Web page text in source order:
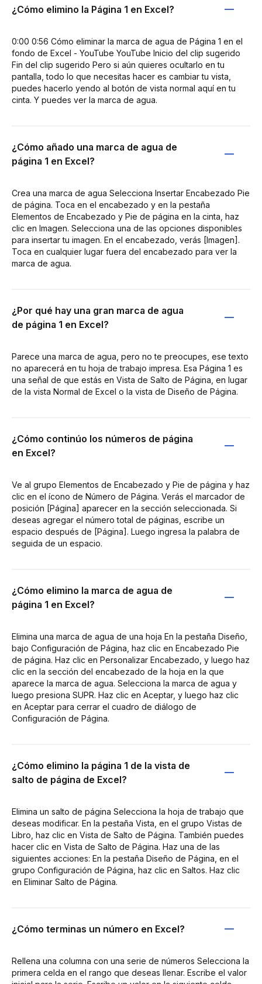
¿Cómo elimino la Página 1 en Excel?
0:00 0:56 Cómo eliminar la marca de agua de Página 1 en el
fondo de Excel - YouTube YouTube Inicio del clip sugerido
Fin del clip sugerido Pero si aún quieres ocultarlo en tu
pantalla, todo lo que necesitas hacer es cambiar tu vista,
puedes hacerlo yendo al botón de vista normal aquí en tu
cinta. Y puedes ver la marca de agua.
¿Cómo añado una marca de agua de
página 1 en Excel?
Crea una marca de agua Selecciona Insertar Encabezado Pie
de página. Toca en el encabezado y en la pestaña
Elementos de Encabezado y Pie de página en la cinta, haz
clic en Imagen. Selecciona una de las opciones disponibles
para insertar tu imagen. En el encabezado, verás [Imagen].
Toca en cualquier lugar fuera del encabezado para ver la
marca de agua.
¿Por qué hay una gran marca de agua
de página 1 en Excel?
Parece una marca de agua, pero no te preocupes, ese texto
no aparecerá en tu hoja de trabajo impresa. Esa Página 1 es
una señal de que estás en Vista de Salto de Página, en lugar
de la vista Normal de Excel o la vista de Diseño de Página.
¿Cómo continúo los números de página
en Excel?
Ve al grupo Elementos de Encabezado y Pie de página y haz
clic en el ícono de Número de Página. Verás el marcador de
posición [Página] aparecer en la sección seleccionada. Si
deseas agregar el número total de páginas, escribe un
espacio después de [Página]. Luego ingresa la palabra de
seguida de un espacio.
¿Cómo elimino la marca de agua de
página 1 en Excel?
Elimina una marca de agua de una hoja En la pestaña Diseño,
bajo Configuración de Página, haz clic en Encabezado Pie
de página. Haz clic en Personalizar Encabezado, y luego haz
clic en la sección del encabezado de la hoja en la que
aparece la marca de agua. Selecciona la marca de agua y
luego presiona SUPR. Haz clic en Aceptar, y luego haz clic
en Aceptar para cerrar el cuadro de diálogo de
Configuración de Página.
¿Cómo elimino la página 1 de la vista de
salto de página de Excel?
Elimina un salto de página Selecciona la hoja de trabajo que
deseas modificar. En la pestaña Vista, en el grupo Vistas de
Libro, haz clic en Vista de Salto de Página. También puedes
hacer clic en Vista de Salto de Página. Haz una de las
siguientes acciones: En la pestaña Diseño de Página, en el
grupo Configuración de Página, haz clic en Saltos. Haz clic
en Eliminar Salto de Página.
¿Cómo terminas un número en Excel?
Rellena una columna con una serie de números Selecciona la
primera celda en el rango que deseas llenar. Escribe el valor